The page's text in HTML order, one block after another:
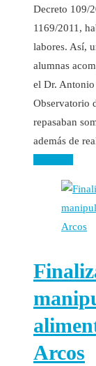
Decreto 109/
1169/2011,
labores. Así,
alumnas
el Dr.
Observatorio
repasaban
además de
Arcos